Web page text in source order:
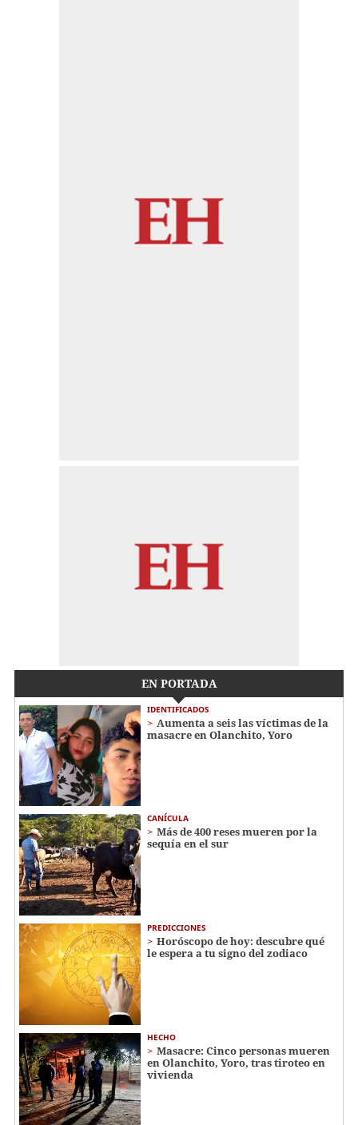
EN PORTADA
IDENTIFICADOS
Aumenta a seis las víctimas de la
masacre en Olanchito, Yoro
CANÍCULA
Más de 400 reses mueren por la
sequía en el sur
PREDICCIONES
Horóscopo de hoy: descubre qué
le espera a tu signo del zodiaco
HECHO
Masacre: Cinco personas mueren
en Olanchito, Yoro, tras tiroteo en
vivienda